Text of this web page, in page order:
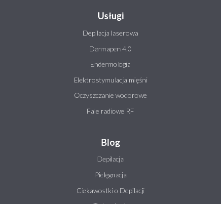
Usługi
Depilacja laserowa
Dermapen 4.0
Endermologia
Elektrostymulacja mięśni
Oczyszczanie wodorowe
Fale radiowe RF
Blog
Depilacja
Pielęgnacja
Ciekawostki o Depilacji